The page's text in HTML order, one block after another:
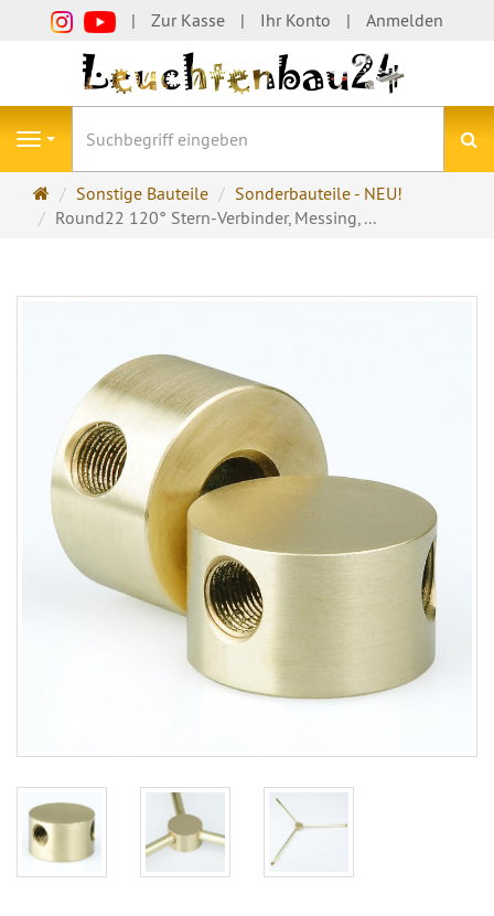
Zur Kasse Ihr Konto Anmelden
Navigation
Startseite
Sonstige Bauteile
Sonderbauteile - NEU!
Round22 120° Stern-Verbinder, Messing, ...